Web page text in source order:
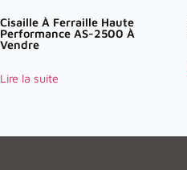
Cisaille À Ferraille Haute
Performance AS-2500 À
Vendre
Lire la suite